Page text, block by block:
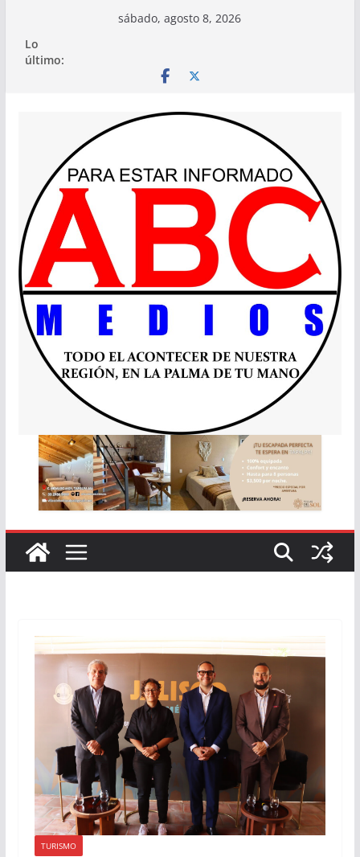
contenido
sábado, agosto 8, 2026
Lo
último:
TURISMO